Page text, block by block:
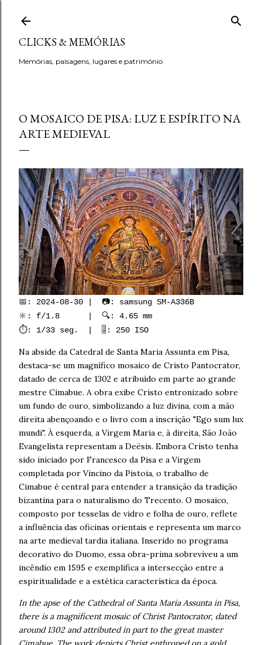
CLICKS & MEMÓRIAS
Memórias, paisagens, lugares e património
O MOSAICO DE PISA: LUZ E ESPÍRITO NA
ARTE MEDIEVAL
📅: 2024-08-30 | 📷: samsung SM-A336B
🔆: f/1.8 | 🔍: 4.65 mm
⏱️: 1/33 seg. | 🎚️: 250 ISO
Na abside da Catedral de Santa Maria Assunta em Pisa,
destaca-se um magnífico mosaico de Cristo Pantocrator,
datado de cerca de 1302 e atribuído em parte ao grande
mestre Cimabue. A obra exibe Cristo entronizado sobre
um fundo de ouro, simbolizando a luz divina, com a mão
direita abençoando e o livro com a inscrição "Ego sum lux
mundi". À esquerda, a Virgem Maria e, à direita, São João
Evangelista representam a Deësis. Embora Cristo tenha
sido iniciado por Francesco da Pisa e a Virgem
completada por Vincino da Pistoia, o trabalho de
Cimabue é central para entender a transição da tradição
bizantina para o naturalismo do Trecento. O mosaico,
composto por tesselas de vidro e folha de ouro, reflete
a influência das oficinas orientais e representa um marco
na arte medieval tardia italiana. Inserido no programa
decorativo do Duomo, essa obra-prima sobreviveu a um
incêndio em 1595 e exemplifica a intersecção entre a
espiritualidade e a estética característica da época.
In the apse of the Cathedral of Santa Maria Assunta in Pisa,
there is a magnificent mosaic of Christ Pantocrator, dated
around 1302 and attributed in part to the great master